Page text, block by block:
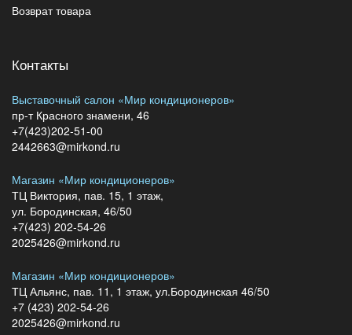
Возврат товара
Контакты
Выставочный салон «Мир кондиционеров»
пр-т Красного знамени, 46
+7(423)202-51-00
2442663@mirkond.ru
Магазин «Мир кондиционеров»
ТЦ Виктория, пав. 15, 1 этаж,
ул. Бородинская, 46/50
+7(423) 202-54-26
2025426@mirkond.ru
Магазин «Мир кондиционеров»
ТЦ Альянс, пав. 11, 1 этаж, ул.Бородинская 46/50
+7 (423) 202-54-26
2025426@mirkond.ru